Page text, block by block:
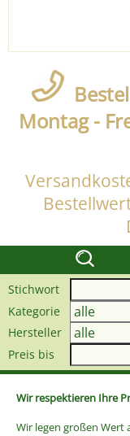
Wir respektieren Ihre
Wir legen großen Wert
Montag -
Stichwort
Kategorie
Hersteller
Preis bis